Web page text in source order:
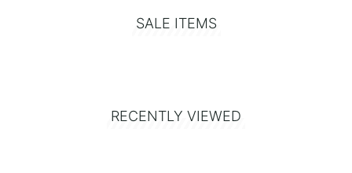
SALE ITEMS
RECENTLY VIEWED